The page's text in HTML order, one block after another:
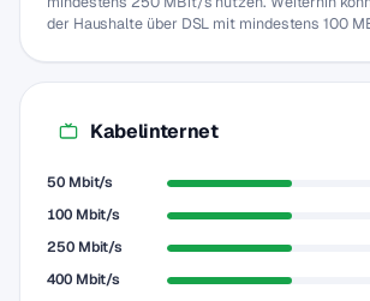
der Haushalte über DSL mit mindestens 100
Kabelinternet
50 Mbit/s
100 Mbit/s
250 Mbit/s
400 Mbit/s